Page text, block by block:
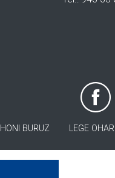
HONI BURUZ LEGE